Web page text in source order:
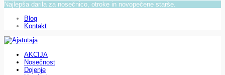
Najlepša darila za nosečnico, otroke in novopečene starše.
Blog
Kontakt
AKCIJA
Nosečnost
Dojenje